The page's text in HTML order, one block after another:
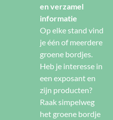
en verzamel
informatie
Op elke stand vind
je één of meerdere
groene bordjes.
Heb je interesse in
een exposant en
zijn producten?
Raak simpelweg
het groene bordje